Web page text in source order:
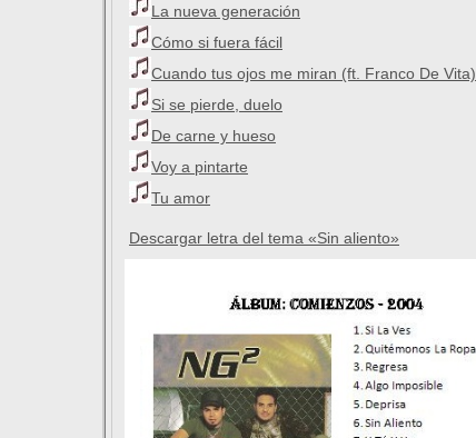
La nueva generación
Cómo si fuera fácil
Cuando tus ojos me miran (ft. Franco De Vita)
Si se pierde, duelo
De carne y hueso
Voy a pintarte
Tu amor
Descargar letra del tema «Sin aliento»